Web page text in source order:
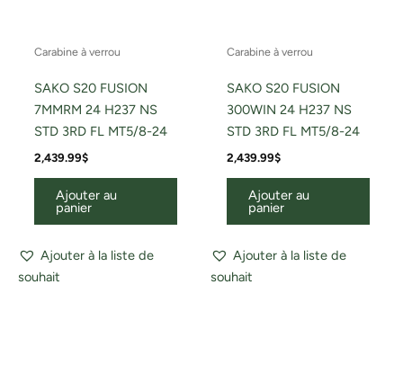
Carabine à verrou
SAKO S20 FUSION
7MMRM 24 H237 NS
STD 3RD FL MT5/8-24
2,439.99$
Ajouter au
panier
Ajouter à la liste de
souhait
Carabine à verrou
SAKO S20 FUSION
300WIN 24 H237 NS
STD 3RD FL MT5/8-24
2,439.99$
Ajouter au
panier
Ajouter à la liste de
souhait